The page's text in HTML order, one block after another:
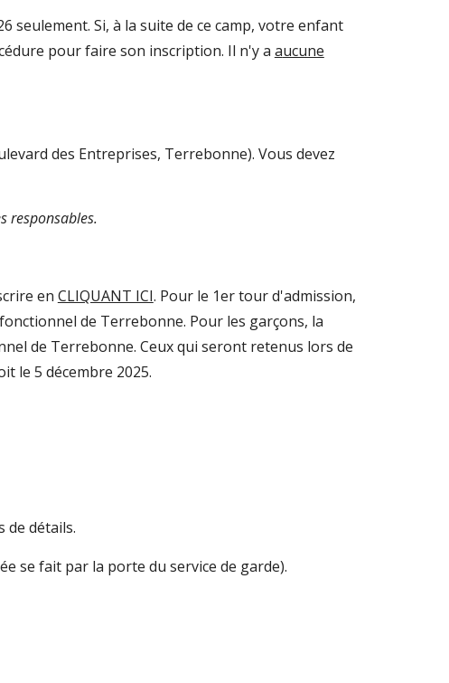
6 seulement. Si, à la suite de ce camp, votre enfant
pour faire son inscription. Il n'y a aucune
des Entreprises, Terrebonne). Vous devez
responsables.
en CLIQUANT ICI. Pour le 1er tour d'admission,
de Terrebonne. Pour les garçons, la
de Terrebonne. Ceux qui seront retenus lors de
le 5 décembre 2025.
de détails.
se fait par la porte du service de garde).